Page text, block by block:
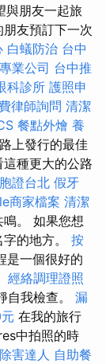
與朋友一起旅
友預訂下一次
白蟻防治 台中
業公司 台中推
科診所 護照申
律師詢問 清潔
餐點外燴 養
上發行的最佳
種更大的公路
證台北 假牙
商家檔案 清潔
。 如果您想
的地方。 按
是一個很好的
經絡調理證照
自我檢查。 漏
在我的旅行
中拍照的時
害達人 自助餐